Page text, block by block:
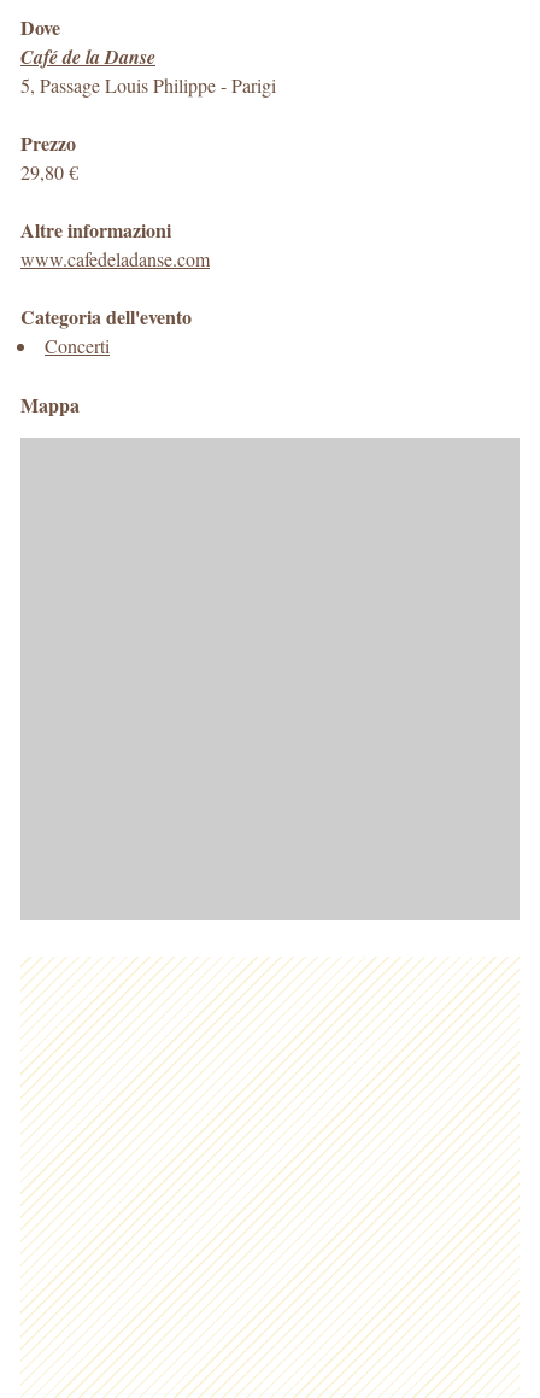
Dove
Café de la Danse
5, Passage Louis Philippe-Parigi
Prezzo
29,80 €
Altre informazioni
www.cafedeladanse.com
Categoria dell'evento
Concerti
Mappa